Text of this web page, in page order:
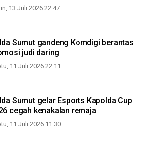
13 Juli 2026 22:47
Sumut gandeng Komdigi berantas
judi daring
11 Juli 2026 22:11
Sumut gelar Esports Kapolda Cup
cegah kenakalan remaja
11 Juli 2026 11:30